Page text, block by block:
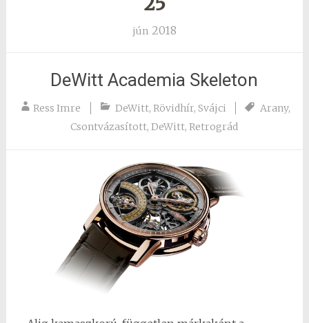
jún 2018
DeWitt Academia Skeleton
Ress Imre DeWitt,Rövidhír,Svájci Arany,
Csontvázasított,DeWitt,Retrográd